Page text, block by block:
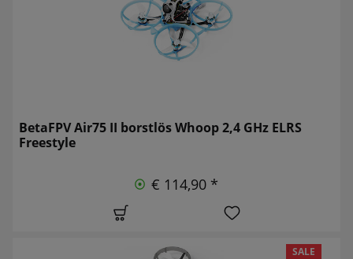
BetaFPV Air75 II borstlös Whoop 2,4 GHz ELRS
Freestyle
€ 114,90 *
SALE